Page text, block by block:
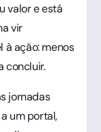
valor e está
vir
à ação: menos
concluir.
jornadas
um portal,